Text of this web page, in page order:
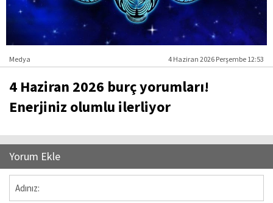
Medya 4 Haziran 2026 Perşembe 12:53
4 Haziran 2026 burç yorumları!
Enerjiniz olumlu ilerliyor
Yorum Ekle